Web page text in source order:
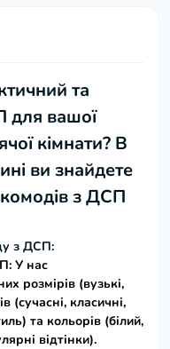
та
для вашої
кімнати? В
ви знайдете
комодів з ДСП
з ДСП:
У нас
розмірів (вузькі,
(сучасні, класичні,
та кольорів (білий,
відтінки).